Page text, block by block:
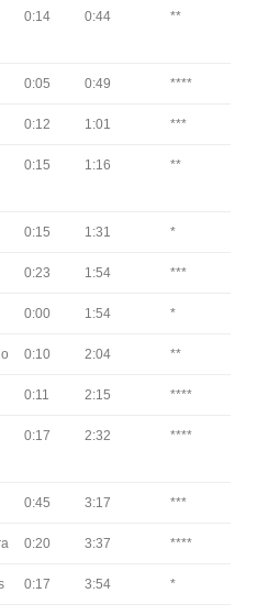
0:14 0:44 **
0:05 0:49 ****
0:12 1:01 ***
0:15 1:16 **
0:15 1:31 *
0:23 1:54 ***
0:00 1:54 *
0:10 2:04 **
0:11 2:15 ****
0:17 2:32 ****
0:45 3:17 ***
0:20 3:37 ****
0:17 3:54 *